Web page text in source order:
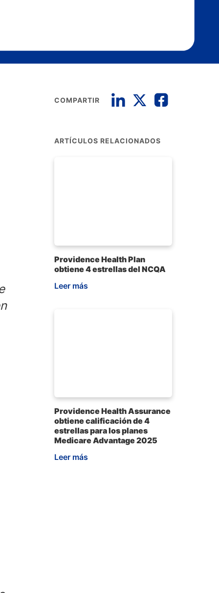
COMPARTIR
ARTÍCULOS RELACIONADOS
Providence Health Plan
obtiene 4 estrellas del NCQA
Leer más
Providence Health Assurance
obtiene calificación de 4
estrellas para los planes
Medicare Advantage 2025
Leer más